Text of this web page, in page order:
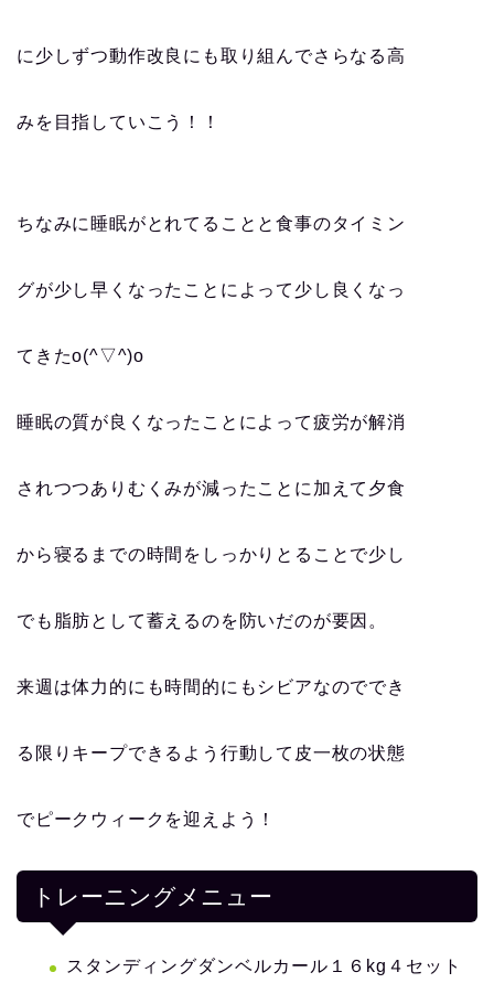
に少しずつ動作改良にも取り組んでさらなる高
みを目指していこう！！
ちなみに睡眠がとれてることと食事のタイミン
グが少し早くなったことによって少し良くなっ
てきたo(^▽^)o
睡眠の質が良くなったことによって疲労が解消
されつつありむくみが減ったことに加えて夕食
から寝るまでの時間をしっかりとることで少し
でも脂肪として蓄えるのを防いだのが要因。
来週は体力的にも時間的にもシビアなのででき
る限りキープできるよう行動して皮一枚の状態
でピークウィークを迎えよう！
トレーニングメニュー
スタンディングダンベルカール１６kg４セット